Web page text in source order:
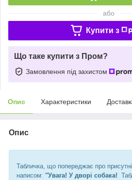
або
Купити з
Що таке купити з Пром?
Замовлення під захистом
Опис Характеристики
Опис
Табличка, що попереджає про
написом: "Увага! У дворі собака!